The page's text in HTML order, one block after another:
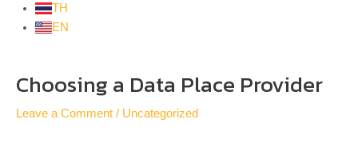
TH
EN
Choosing a Data Place Provider
Leave a Comment / Uncategorized
navigation